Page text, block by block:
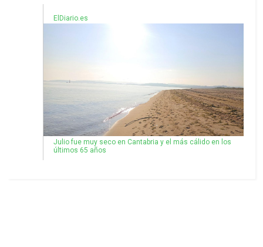
ElDiario.es
Julio fue muy seco en Cantabria y el más cálido en los
últimos 65 años